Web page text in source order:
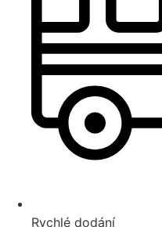
Rychlé dodání